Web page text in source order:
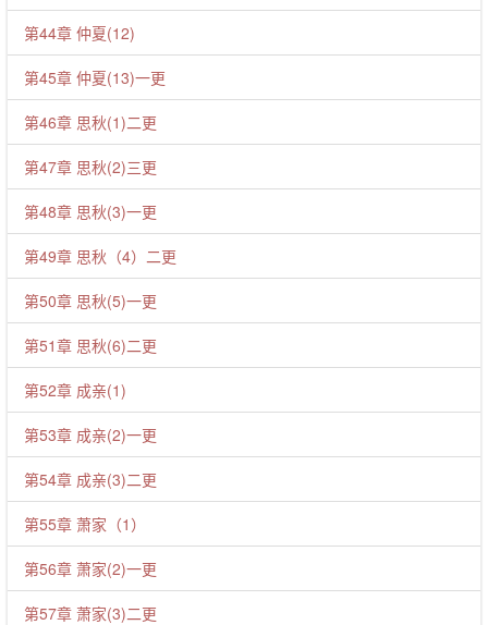
第44章 仲夏(12)
第45章 仲夏(13)一更
第46章 思秋(1)二更
第47章 思秋(2)三更
第48章 思秋(3)一更
第49章 思秋（4）二更
第50章 思秋(5)一更
第51章 思秋(6)二更
第52章 成亲(1)
第53章 成亲(2)一更
第54章 成亲(3)二更
第55章 萧家（1）
第56章 萧家(2)一更
第57章 萧家(3)二更